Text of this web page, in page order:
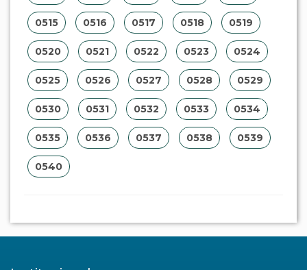
0515 0516 0517 0518 0519
0520 0521 0522 0523 0524
0525 0526 0527 0528 0529
0530 0531 0532 0533 0534
0535 0536 0537 0538 0539
0540